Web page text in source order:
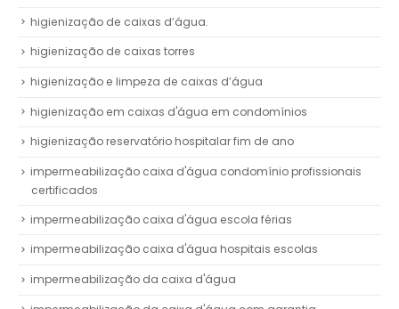
higienização de caixas d’água.
higienização de caixas torres
higienização e limpeza de caixas d’água
higienização em caixas d'água em condomínios
higienização reservatório hospitalar fim de ano
impermeabilização caixa d'água condomínio profissionais
certificados
impermeabilização caixa d'água escola férias
impermeabilização caixa d'água hospitais escolas
impermeabilização da caixa d'água